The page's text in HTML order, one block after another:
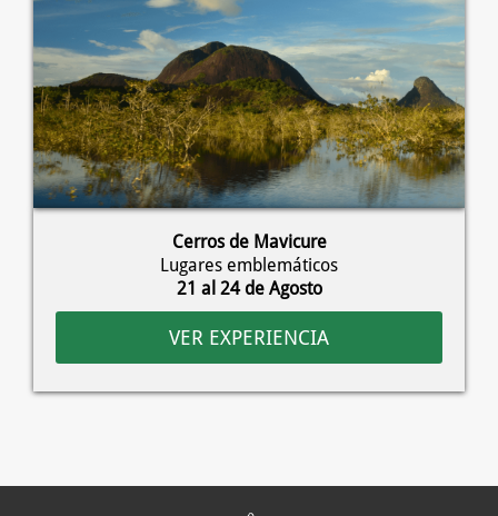
Cerros de Mavicure
Lugares emblemáticos
21 al 24 de Agosto
VER EXPERIENCIA